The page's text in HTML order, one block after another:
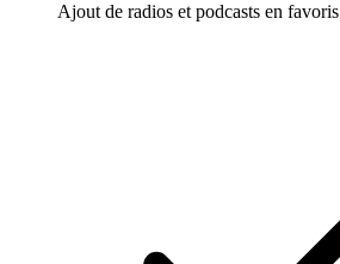
Ajout de radios et podcasts en favoris